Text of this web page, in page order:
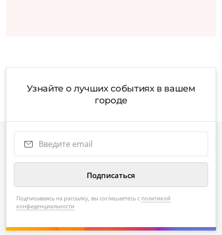
Узнайте о лучших событиях в вашем
городе
Подписываясь на рассылку, вы соглашаетесь с политикой
конфиденциальности